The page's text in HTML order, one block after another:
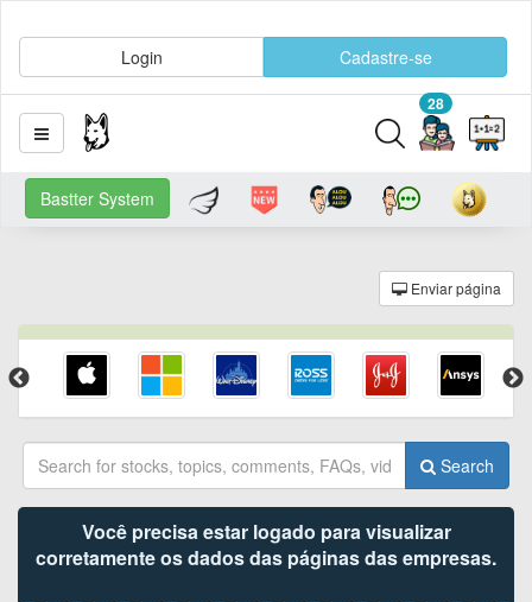
Login Cadastre-se
28
Bastter System
Enviar página
Search
Você precisa estar logado para visualizar
corretamente os dados das páginas das empresas.